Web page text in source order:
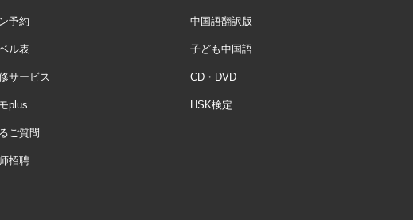
予約
ル表
サービス
plus
ご質問
招聘
中国語翻訳版
子ども中国語
CD・DVD
HSK検定